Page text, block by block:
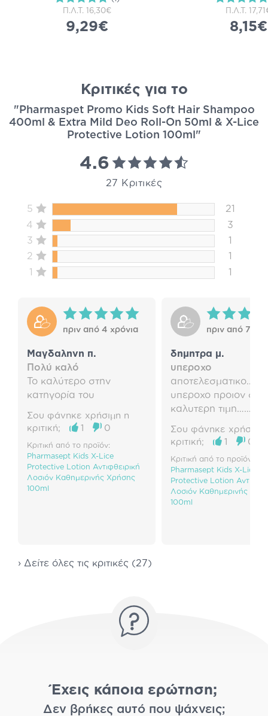
Π.Λ.Τ. 16,30€
9,29€
Π.Λ.Τ.
8,15€
Κριτικές για το
"Pharmaspet Promo Kids Soft Hair Shampoo
400ml & Extra Mild Deo Roll-On 50ml & X-Lice
Protective Lotion 100ml"
4.6
27 Κριτικές
5
21
4
3
3
1
2
1
1
1
πριν από 4 χρόνια
Μαγδαληνη π.
Πολύ καλό
Το καλύτερο στην
κατηγορία του
Σου φάνηκε χρήσιμη η
κριτική;
1 0
Κριτική από το προϊόν:
Pharmasept Kids X-Lice
Protective Lotion Αντιφθειρική
Λοσιόν Καθημερινής Χρήσης
100ml
πριν από 7
δημητρα μ.
υπεροχο
αποτελεσματικο…..
υπεροχο προιον
καλυτερη τιμη……
Σου φάνηκε χρήσιμη
κριτική;
1 0
Κριτική από το προϊόν:
Pharmasept Kids X-Lice
Protective Lotion
Λοσιόν Καθημερινής
100ml
› Δείτε όλες τις κριτικές (27)
Έχεις κάποια ερώτηση;
Δεν βρήκες αυτό που ψάχνεις;